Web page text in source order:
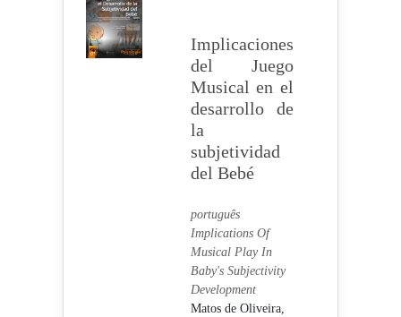
Implicaciones
del Juego
Musical en el
desarrollo de
la
subjetividad
del Bebé
português
Implications Of
Musical Play In
Baby's Subjectivity
Development
Matos de Oliveira,